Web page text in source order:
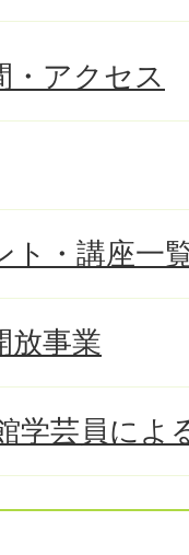
・アクセス
ト・講座一
放事業
学芸員によ